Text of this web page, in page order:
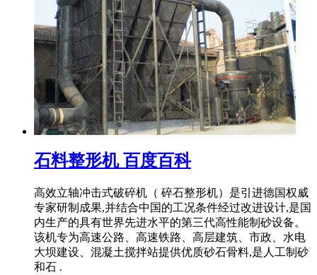
石料整形机 百度百科
高效立轴冲击式破碎机（ 碎石整形机）是引进德国权威
专家研制成果,并结合中国的工况条件经过改进设计,是国
内生产的具有世界先进水平的第三代高性能制砂设备。
该机专为高速公路、高速铁路、高层建筑、市政、水电
大坝建设、混凝土搅拌站提供优质砂石骨料,是人工制砂
和石 .